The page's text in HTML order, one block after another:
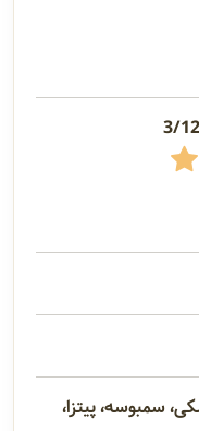
سمبوسه، پیتزا،